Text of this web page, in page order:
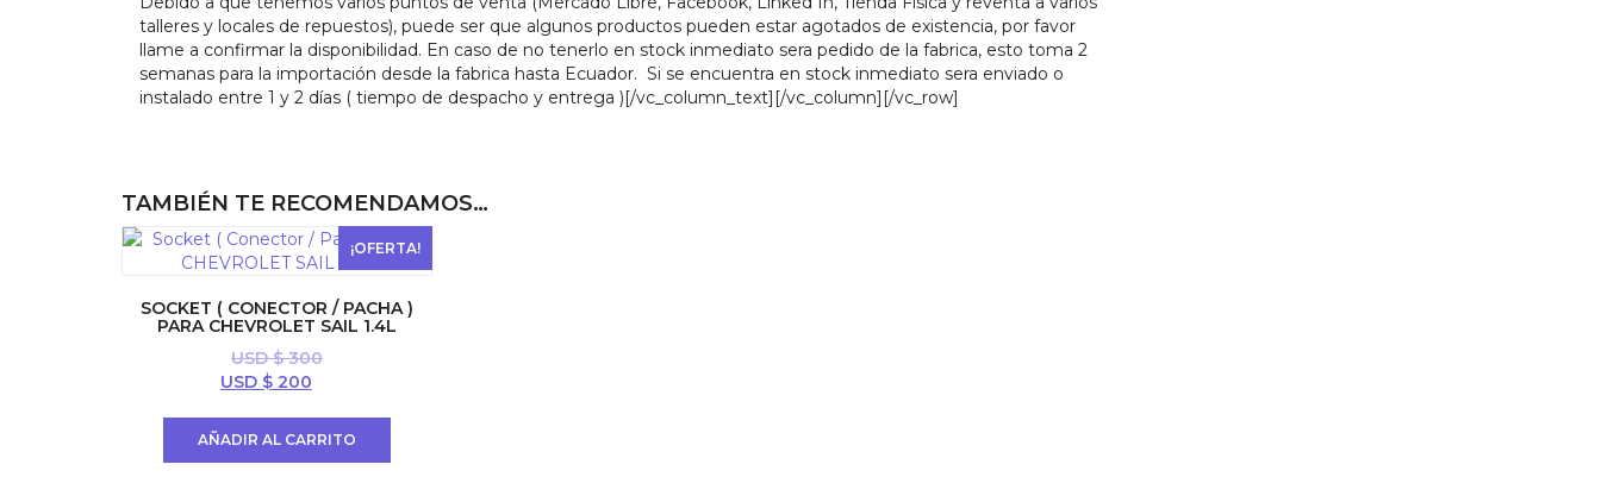
talleres y locales de repuestos), puede ser que algunos productos pueden estar agotados de existencia, por favor
llame a confirmar la disponibilidad. En caso de no tenerlo en stock inmediato sera pedido de la fabrica, esto toma 2
semanas para la importación desde la fabrica hasta Ecuador. Si se encuentra en stock inmediato sera enviado o
instalado entre 1 y 2 días ( tiempo de despacho y entrega )[/vc_column_text][/vc_column][/vc_row]
TAMBIÉN TE RECOMENDAMOS…
¡OFERTA!
SOCKET ( CONECTOR / PACHA )
PARA CHEVROLET SAIL 1.4L
USD $300
El
USD $200El
AÑADIR AL CARRITO